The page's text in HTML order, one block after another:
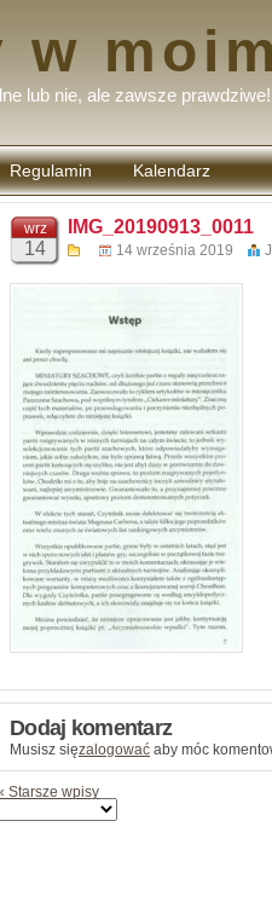
w
lub nie, ale zawsze prawdziwe!
Regulamin
komentarzy
Kalendarz
wrz
14
IMG_20190913_0011
14 września 2019
Dodaj komentarz
Musisz sięzalogować aby móc
Starsze wpisy